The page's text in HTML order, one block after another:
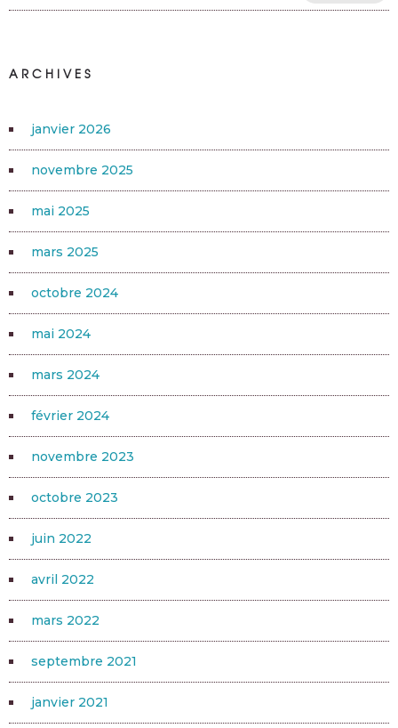
ARCHIVES
janvier 2026
novembre 2025
mai 2025
mars 2025
octobre 2024
mai 2024
mars 2024
février 2024
novembre 2023
octobre 2023
juin 2022
avril 2022
mars 2022
septembre 2021
janvier 2021